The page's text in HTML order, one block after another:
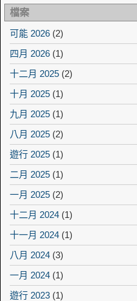
檔案
可能 2026 (2)
四月 2026 (1)
十二月 2025 (2)
十月 2025 (1)
九月 2025 (1)
八月 2025 (2)
遊行 2025 (1)
二月 2025 (1)
一月 2025 (2)
十二月 2024 (1)
十一月 2024 (1)
八月 2024 (3)
一月 2024 (1)
遊行 2023 (1)